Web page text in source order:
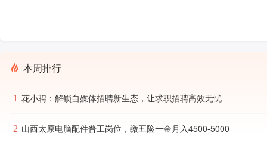
本周排行
1 花小聘：解锁自媒体招聘新生态，让求职招聘高效无忧
2 山西太原电脑配件普工岗位，缴五险一金月入4500-5000